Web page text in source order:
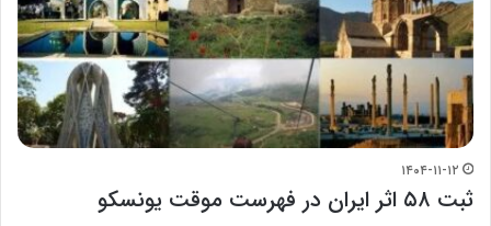
۱۴۰۴-۱۱-۱۲
ثبت ۵۸ اثر ایران در فهرست موقت یونسکو